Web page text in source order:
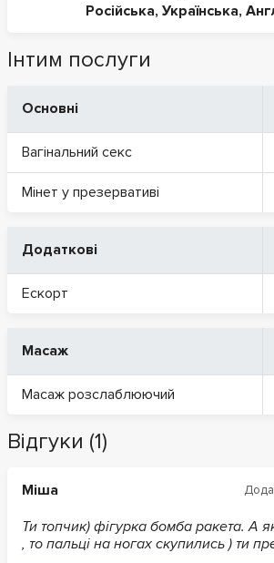
Російська, Українська,
Інтим послуги
Основні
Вагінальний секс
Мінет у презервативі
Додаткові
Ескорт
Масаж
Масаж розслаблюючий
Відгуки (1)
Міша
Ти топчик) фігурка бомба ракета. А
, то пальці на ногах скупились ) ти